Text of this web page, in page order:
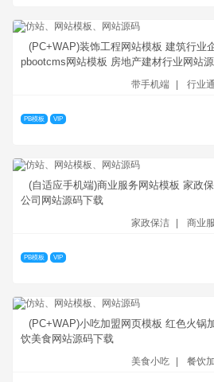
(PC+WAP)装饰工程网站模板 建筑行业
pbootcms网站模板 房地产建材行业网站
带手机端 行业
PB模板 VIP
(自适应手机端)商业服务网站模板 家政
公司网站源码下载
家政保洁 商业
PB模板 VIP
(PC+WAP)小吃加盟网页模板 红色火锅
饮美食网站源码下载
美食小吃 餐饮